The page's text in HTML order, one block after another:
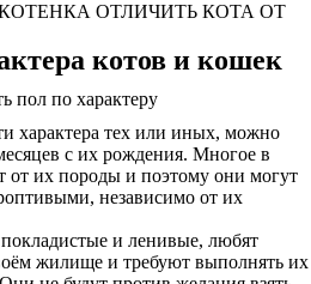
ОТЛИЧИТЬ КОТА ОТ
котов и кошек
характера тех или иных, можно
с их рождения. Многое в
от их породы и поэтому они могут
независимо от их
и ленивые, любят
жилище и требуют выполнять их